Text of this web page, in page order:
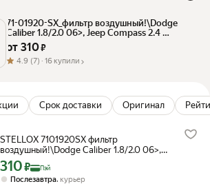
71-01920-SX_фильтр воздушный!\Dodge
Caliber 1.8/2.0 06>, Jeep Compass 2.4
06>/Patriot 2.4 08> STELLOX 7101920SX |
цена за 1 шт | минимальный заказ 1
от 310 ₽
4.9 (7) · 16 купили
Срок доставки Оригинал
STELLOX 7101920SX фильтр
воздушный!\Dodge Caliber 1.8/2.0 06>,
Jeep Compass 2.4 06>/Patriot 2.4 08>
Цена с картой Яндекс Пэй 310 ₽ вместо
310₽ Пэй
Послезавтра, курьер